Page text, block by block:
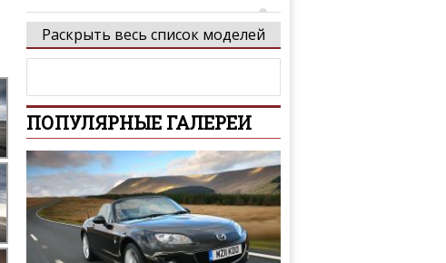
B7
B9
C1
C2
Раскрыть весь список моделей
ПОПУЛЯРНЫЕ ГАЛЕРЕИ